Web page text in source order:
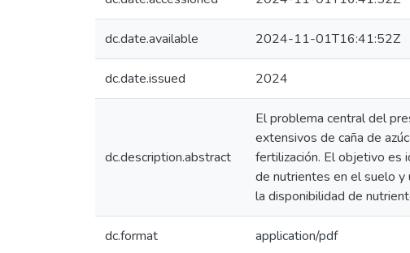
dc.date.available 2024-11-01T16:41:52Z
dc.date.issued 2024
dc.description.abstract
El problema central del
extensivos de caña de
fertilización. El objetivo es
de nutrientes en el suelo y
la disponibilidad de
dc.format application/pdf